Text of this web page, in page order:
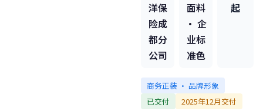
洋保
险成
都分
公司
面料
· 企
业标
准色
起
商务正装 · 品牌形象
已交付
2025年12月交付